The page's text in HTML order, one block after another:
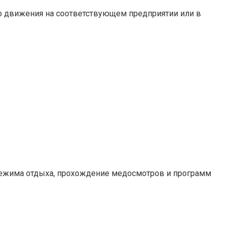
движения на соответствующем предприятии или в
отдыха, прохождение медосмотров и программ